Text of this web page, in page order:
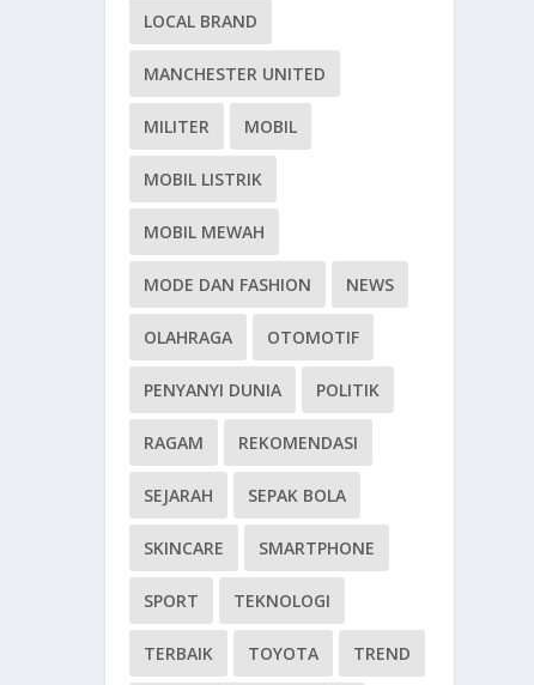
LOCAL BRAND
MANCHESTER UNITED
MILITER MOBIL
MOBIL LISTRIK
MOBIL MEWAH
MODE DAN FASHION NEWS
OLAHRAGA OTOMOTIF
PENYANYI DUNIA POLITIK
RAGAM REKOMENDASI
SEJARAH SEPAK BOLA
SKINCARE SMARTPHONE
SPORT TEKNOLOGI
TERBAIK TOYOTA TREND